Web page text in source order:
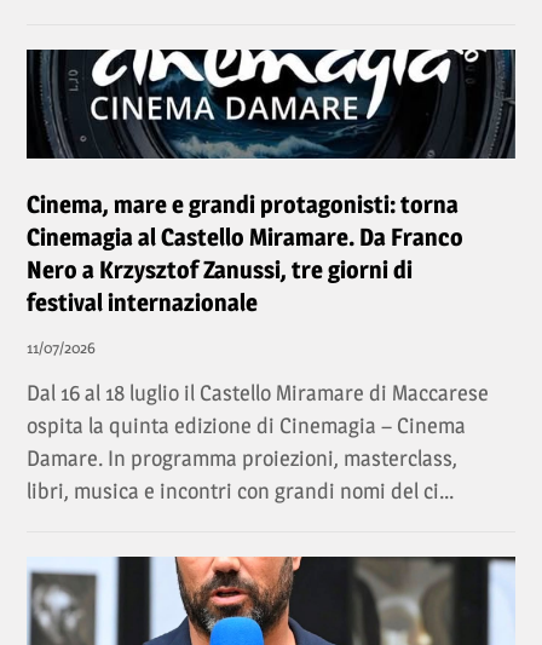
Cinema, mare e grandi protagonisti: torna
Cinemagia al Castello Miramare. Da Franco
Nero a Krzysztof Zanussi, tre giorni di
festival internazionale
11/07/2026
Dal 16 al 18 luglio il Castello Miramare di Maccarese
ospita la quinta edizione di Cinemagia – Cinema
Damare. In programma proiezioni, masterclass,
libri, musica e incontri con grandi nomi del ci...